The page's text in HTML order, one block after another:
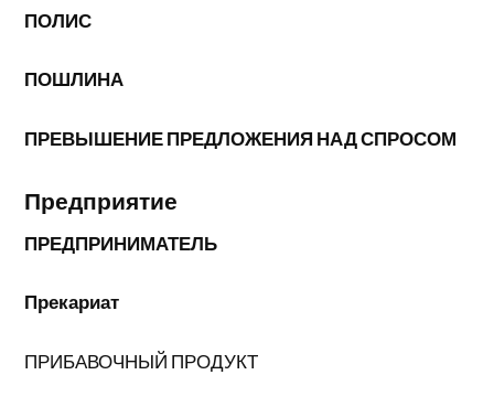
ПОЛИС
ПОШЛИНА
ПРЕВЫШЕНИЕ ПРЕДЛОЖЕНИЯ НАД СПРОСОМ
Предприятие
ПРЕДПРИНИМАТЕЛЬ
Прекариат
ПРИБАВОЧНЫЙ ПРОДУКТ